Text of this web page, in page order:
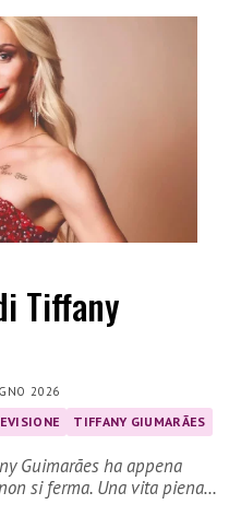
Tiffany
2026
TIFFANY GIUMARÃES
Guimarães ha appena
si ferma. Una vita piena…